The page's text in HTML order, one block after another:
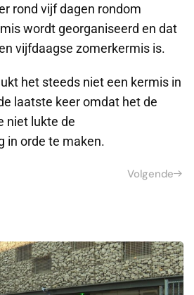
rond vijf dagen rondom
wordt georganiseerd en dat
vijfdaagse zomerkermis is.
het steeds niet een kermis in
laatste keer omdat het de
niet lukte de
in orde te maken.
Volgende